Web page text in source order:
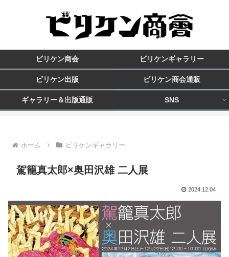
ビリケン商会 ビリケンギャラリー
ビリケン出版 ビリケン商会通販
ギャラリー＆出版通販 SNS
ホーム ビリケンギャラリー
駕籠真太郎×奥田沢雄 二人展
2024.12.04